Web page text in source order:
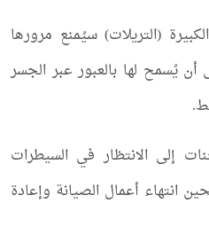
(التريلات) سيُمنع مرورها
أن يُسمح لها بالعبور عبر الجسر
إلى الانتظار في السيطرات
انتهاء أعمال الصيانة وإعادة